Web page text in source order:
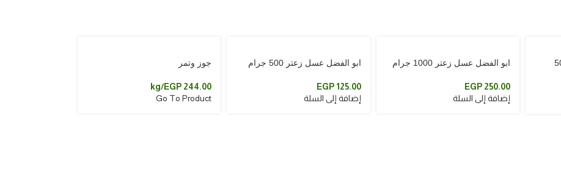
500
ابو الفضل عسل زعتر 1000 جرام
EGP 250.00
إضافة إلى السلة
ابو الفضل عسل زعتر 500 جرام
EGP125.00
إضافة إلى السلة
جوز وتمر
EGP 244.00
/kg
Go To Product